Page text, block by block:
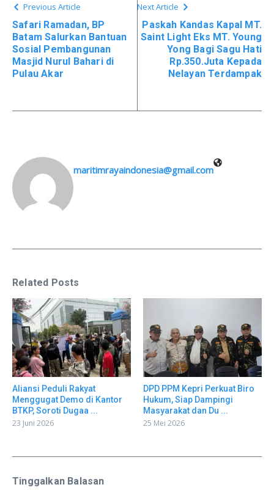
Previous Article
Safari Ramadan, BP
Batam Salurkan Bantuan
Sosial Pembangunan
Masjid Nurul Bahari di
Pulau Akar
Next Article
Paskah Kandas Kapal MT.
Saint Light Eks MT. Young
Yong Bagi Sagu Hati
Rp.350.Juta Kepada
Nelayan Terdampak
maritimrayaindonesia@gmail.com
Related Posts
Aliansi Peduli Rakyat
Menggugat Demo di Kantor
BTKP, Soroti Dugaa ...
23 Juni 2026
DPD PPM Kepri Perkuat Biro
Hukum, Siap Dampingi
Masyarakat dan Du ...
25 Mei 2026
Tinggalkan Balasan